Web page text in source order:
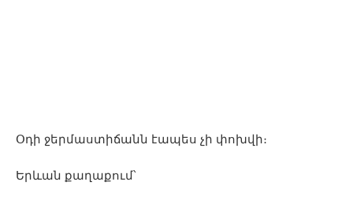
Օդի ջերմաստիճանն էապես չի փոխվի։
Երևան քաղաքում՝